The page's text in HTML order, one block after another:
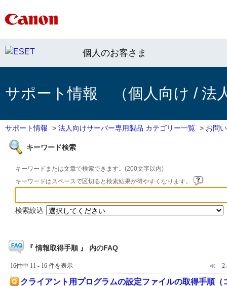
個人のお客さま
サポート情報 （個人向け / 法
サポート情報 > 法人向けサーバー専用製品 カテゴリー一覧 > お問
キーワード検索
キーワードまたは文章で検索できます。(200文字以内)
キーワードはスペースで区切ると検索結果が得やすくなります。
検索絞込
『 情報取得手順 』 内のFAQ
16件中 11 - 16 件を表示 ≪ 2
クライアント用プログラムの設定ファイルの取得手順